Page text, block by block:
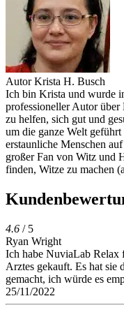
Autor Krista H. Busch
Ich bin Krista und wurde
professioneller Autor über
zu helfen, sich gut und
um die ganze Welt
erstaunliche Menschen
großer Fan von Witz und
finden, Witze zu machen
4.6 / 5
Ryan Wright
Ich habe NuviaLab Relax
Arztes gekauft. Es hat sie
gemacht, ich würde es
25/11/2022